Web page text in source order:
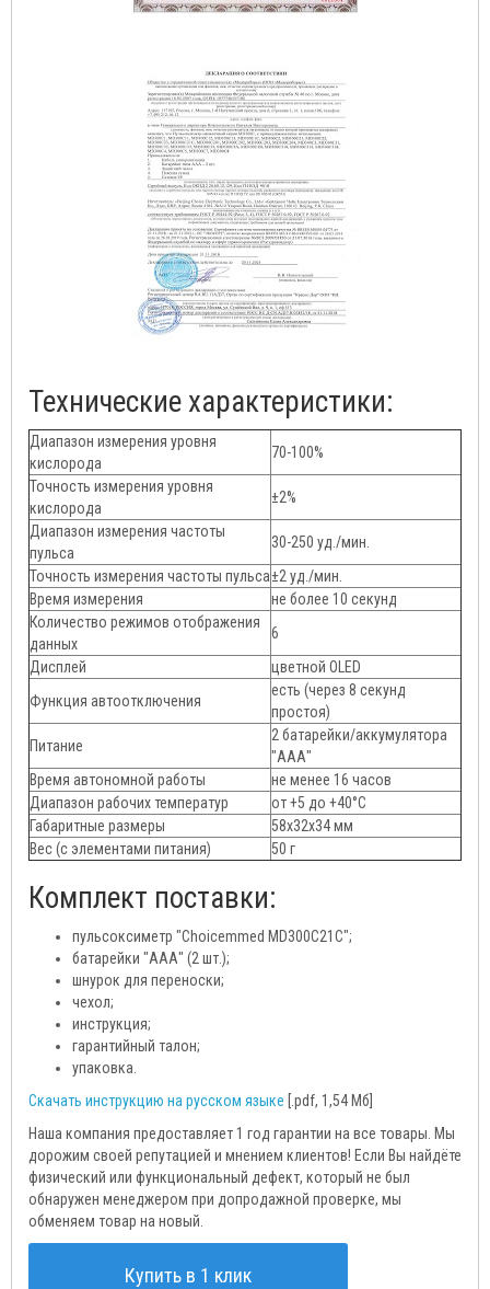
Технические характеристики:
Диапазон измерения уровня
кислорода
70-100%
Точность измерения уровня
кислорода
±2%
Диапазон измерения частоты
пульса
30-250 уд./мин.
Точность измерения частоты пульса±2 уд./мин.
Время измерения
не более 10 секунд
Количество режимов отображения
данных
6
Дисплей
цветной OLED
Функция автоотключения
есть (через 8 секунд
простоя)
Питание
2 батарейки/аккумулятора
"ААА"
Время автономной работы
не менее 16 часов
Диапазон рабочих температур
от +5 до +40°C
Габаритные размеры
58х32х34 мм
Вес (с элементами питания)
50 г
Комплект поставки:
пульсоксиметр "Choicemmed MD300C21C";
батарейки "ААА" (2 шт.);
шнурок для переноски;
чехол;
инструкция;
гарантийный талон;
упаковка.
Скачать инструкцию на русском языке [.pdf, 1,54 Мб]
Наша компания предоставляет 1 год гарантии на все товары. Мы
дорожим своей репутацией и мнением клиентов! Если Вы найдёте
физический или функциональный дефект, который не был
обнаружен менеджером при допродажной проверке, мы
обменяем товар на новый.
Купить в 1 клик